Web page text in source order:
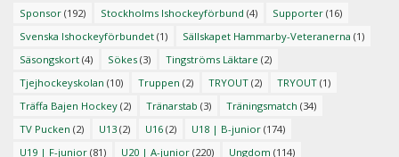
Sponsor (192) Stockholms Ishockeyförbund (4) Supporter (16)
Svenska Ishockeyförbundet (1) Sällskapet Hammarby-Veteranerna (1)
Säsongskort (4) Sökes (3) Tingströms Läktare (2)
Tjejhockeyskolan (10) Truppen (2) TRYOUT (2) TRYOUT (1)
Träffa Bajen Hockey (2) Tränarstab (3) Träningsmatch (34)
TV Pucken (2) U13 (2) U16 (2) U18 | B-junior (174)
U19 | F-junior (81) U20 | A-junior (220) Ungdom (114)